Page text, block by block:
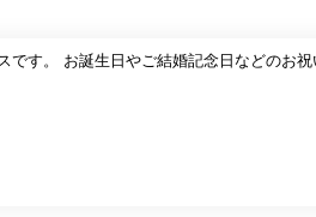
です。 お誕生日やご結婚記念日などのお